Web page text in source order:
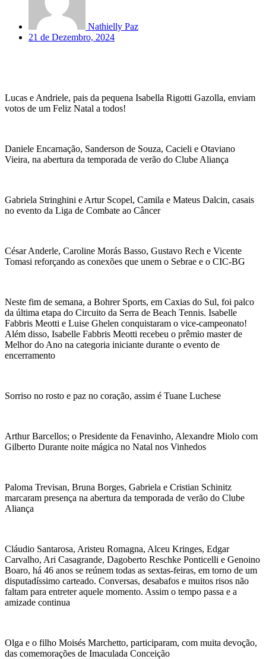
Nathielly Paz
21 de Dezembro, 2024
Lucas e Andriele, pais da pequena Isabella Rigotti Gazolla, enviam
votos de um Feliz Natal a todos!
Daniele Encarnação, Sanderson de Souza, Cacieli e Otaviano
Vieira, na abertura da temporada de verão do Clube Aliança
Gabriela Stringhini e Artur Scopel, Camila e Mateus Dalcin, casais
no evento da Liga de Combate ao Câncer
César Anderle, Caroline Morás Basso, Gustavo Rech e Vicente
Tomasi reforçando as conexões que unem o Sebrae e o CIC-BG
Neste fim de semana, a Bohrer Sports, em Caxias do Sul, foi palco
da última etapa do Circuito da Serra de Beach Tennis. Isabelle
Fabbris Meotti e Luise Ghelen conquistaram o vice-campeonato!
Além disso, Isabelle Fabbris Meotti recebeu o prêmio master de
Melhor do Ano na categoria iniciante durante o evento de
encerramento
Sorriso no rosto e paz no coração, assim é Tuane Luchese
Arthur Barcellos; o Presidente da Fenavinho, Alexandre Miolo com
Gilberto Durante noite mágica no Natal nos Vinhedos
Paloma Trevisan, Bruna Borges, Gabriela e Cristian Schinitz
marcaram presença na abertura da temporada de verão do Clube
Aliança
Cláudio Santarosa, Aristeu Romagna, Alceu Kringes, Edgar
Carvalho, Ari Casagrande, Dagoberto Reschke Ponticelli e Genoino
Boaro, há 46 anos se reúnem todas as sextas-feiras, em torno de um
disputadíssimo carteado. Conversas, desabafos e muitos risos não
faltam para entreter aquele momento. Assim o tempo passa e a
amizade continua
Olga e o filho Moisés Marchetto, participaram, com muita devoção,
das comemorações de Imaculada Conceição